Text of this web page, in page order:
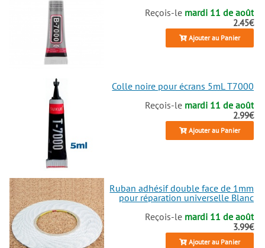
Reçois-le mardi 11 de août
2.45€
Ajouter au Panier
Colle noire pour écrans 5mL T7000
Reçois-le mardi 11 de août
2.99€
Ajouter au Panier
Ruban adhésif double face de 1mm
pour réparation universelle Blanc
Reçois-le mardi 11 de août
3.99€
Ajouter au Panier